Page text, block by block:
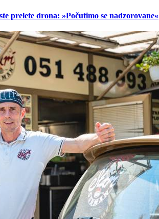
prelete drona: »Počutimo se nadzorovane«
Prijavi se na cajtng